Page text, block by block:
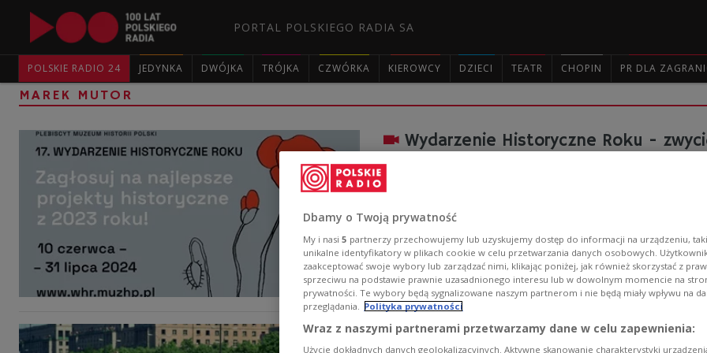
PORTAL POLSKIEGO RADIA SA
POLSKIE RADIO 24 JEDYNKA DWÓJKA TRÓJKA CZWÓRKA KIEROWCY DZIECI TEATR CHOPIN PR DLA
MAREK MUTOR
Wydarzenie Historyczne Roku -
Najlepsze historyczne wydarzenie, wystawę i
konkursie Muzeum Historii Polski. To już siedemnasta
Zobacz więcej na temat:
Jolanta Choińska-Mika
Wojciech Duch Mariusz Cieślik Rafał
Ośrodek Pamięć i Przyszłość Poznańskie Centrum
Muzeum Warszawy
Muzeum Zamkowe w Malborku Zamek
Muzeum Powstania Warszawskiego Muzeum Emigracji w
Muzeum Ziemi Miechowskiej Uniwersytet Śląski w Katowicach
22 lipca - święto szczęśliwie
Dbamy o Twoją prywatność
My i nasi 5 partnerzy przechowujemy lub uzyskujemy dostęp do informacji na urządzeniu,
unikalne identyfikatory w plikach cookie w celu przetwarzania danych osobowych.
zaakceptować swoje wybory lub zarządzać nimi, klikając poniżej, jak również skorzystać z
sprzeciwu na podstawie prawnie uzasadnionego interesu lub w dowolnym momencie na
prywatności. Te wybory będą sygnalizowane naszym partnerom i nie będą miały wpływu na
przeglądania. Polityka prywatności
Wraz z naszymi partnerami przetwarzamy dane w celu zapewnienia:
Użycie dokładnych danych geolokalizacyjnych. Aktywne skanowanie charakterystyki